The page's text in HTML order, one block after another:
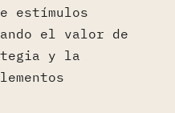
estímulos
el valor de
y la